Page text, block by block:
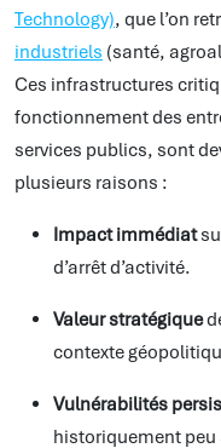
Technology), que l’on
industriels (santé,
Ces infrastructures
fonctionnement des
services publics, sont
plusieurs raisons :
Impact immédiat
d’arrêt d’activité.
Valeur stratégique
contexte
Vulnérabilités
historiquement peu